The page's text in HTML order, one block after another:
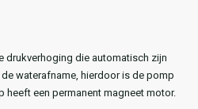
drukverhoging die automatisch zijn
waterafname, hierdoor is de pomp
heeft een permanent magneet motor.